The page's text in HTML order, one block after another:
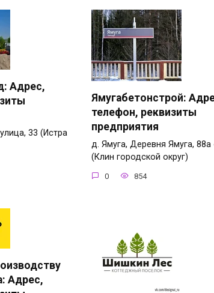
Адрес,
33 (Истра
Ямугабетонстрой:
телефон, реквизиты
предприятия
д. Ямуга, Деревня Ямуга, 88а
(Клин городской округ)
0 854
Адрес,